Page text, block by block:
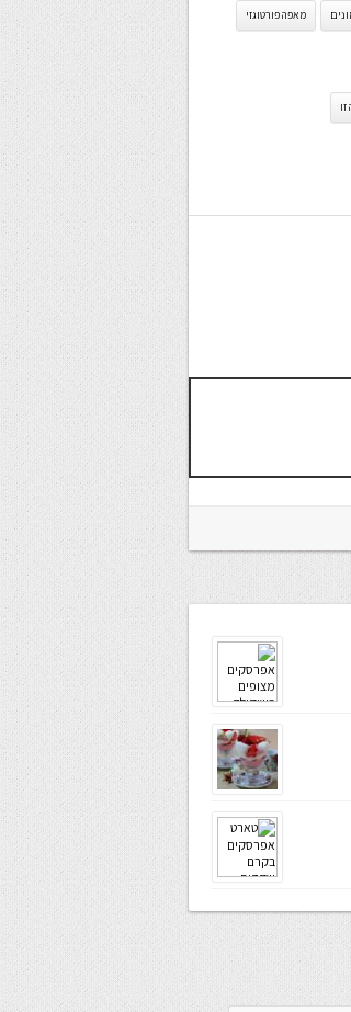
מאפה פורטוגזי